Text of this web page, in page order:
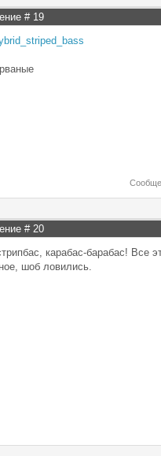
# 19
# 20
карабас-барабас! Все
шоб ловились.